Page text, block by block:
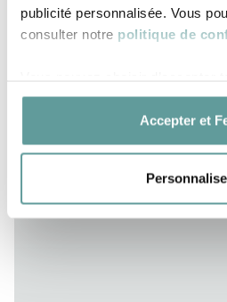
publicité personnalisée. Vous
consulter notre politique de
cliquant sur « Accepter et
préférences. À tout moment,
retirer votre consentement en
Accepter et